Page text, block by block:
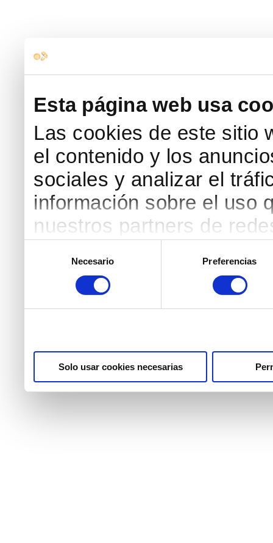
Esta página web usa
Las cookies de este sitio
el contenido y los
sociales y analizar el
información sobre el uso
nuestros partners de
que les haya
partir del uso que haya
consentimiento
Necesario Preferencias
Solo usar cookies necesarias